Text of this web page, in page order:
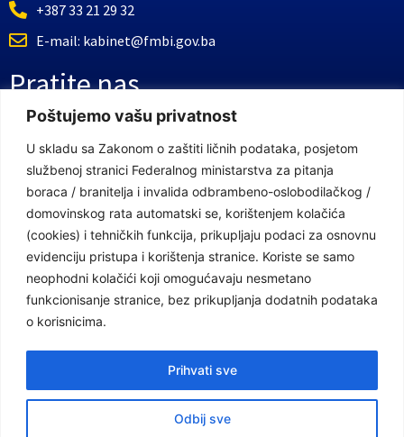
Poštujemo vašu privatnost
U skladu sa Zakonom o zaštiti ličnih podataka, posjetom
službenoj stranici Federalnog ministarstva za pitanja
boraca / branitelja i invalida odbrambeno-oslobodilačkog /
domovinskog rata automatski se, korištenjem kolačića
(cookies) i tehničkih funkcija, prikupljaju podaci za osnovnu
evidenciju pristupa i korištenja stranice. Koriste se samo
neophodni kolačići koji omogućavaju nesmetano
funkcionisanje stranice, bez prikupljanja dodatnih podataka
o korisnicima.
Odbij sve
Prihvati sve
+387 33 21 29 32
E-mail: kabinet@fmbi.gov.ba
Pratite nas
Facebook Stranica
Youtube Kanal
Linkovi
Vlada Federacije Bosne i Hercegovine
Federalno ministarstvo finansija
Federalno ministarstvo rada i socijalne politike
Federalno ministarstvo za pitanja boraca /branitelja i invalida odbrambeno-